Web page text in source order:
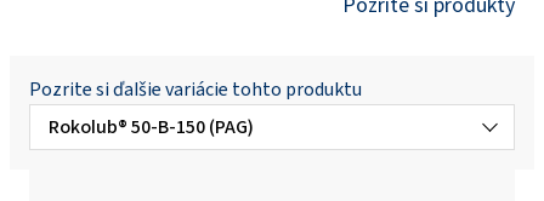
Pozrite si ďalšie variácie tohto produktu
Rokolub® 50-B-150 (PAG)